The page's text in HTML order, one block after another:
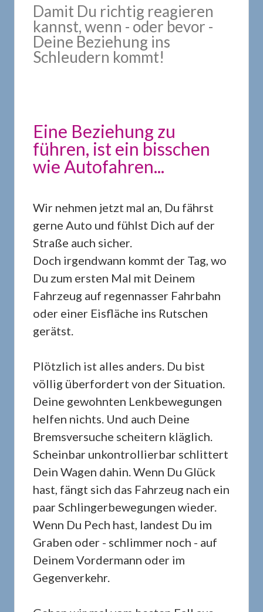
Damit Du richtig reagieren
kannst, wenn - oder bevor -
Deine Beziehung ins
Schleudern kommt!
Eine Beziehung zu
führen, ist ein bisschen
wie Autofahren...
Wir nehmen jetzt mal an, Du fährst
gerne Auto und fühlst Dich auf der
Straße auch sicher.
Doch irgendwann kommt der Tag, wo
Du zum ersten Mal mit Deinem
Fahrzeug auf regennasser Fahrbahn
oder einer Eisfläche ins Rutschen
gerätst.
Plötzlich ist alles anders. Du bist
völlig überfordert von der Situation.
Deine gewohnten Lenkbewegungen
helfen nichts. Und auch Deine
Bremsversuche scheitern kläglich.
Scheinbar unkontrollierbar schlittert
Dein Wagen dahin. Wenn Du Glück
hast, fängt sich das Fahrzeug nach ein
paar Schlingerbewegungen wieder.
Wenn Du Pech hast, landest Du im
Graben oder - schlimmer noch - auf
Deinem Vordermann oder im
Gegenverkehr.